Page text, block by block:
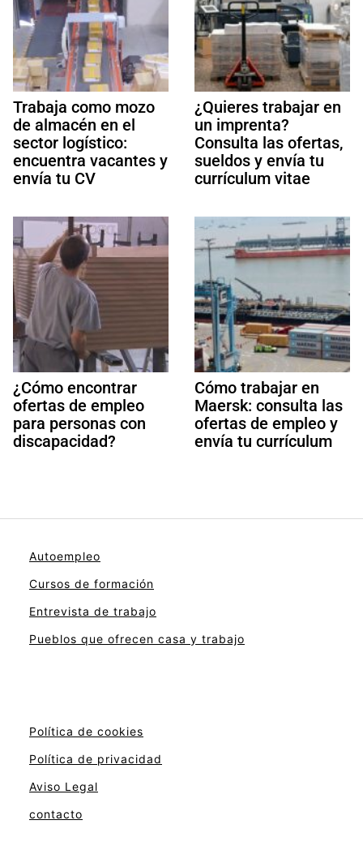
Trabaja como mozo
de almacén en el
sector logístico:
encuentra vacantes y
envía tu CV
¿Quieres trabajar en
un imprenta?
Consulta las ofertas,
sueldos y envía tu
currículum vitae
¿Cómo encontrar
ofertas de empleo
para personas con
discapacidad?
Cómo trabajar en
Maersk: consulta las
ofertas de empleo y
envía tu currículum
Autoempleo
Cursos de formación
Entrevista de trabajo
Pueblos que ofrecen casa y trabajo
Política de cookies
Política de privacidad
Aviso Legal
contacto